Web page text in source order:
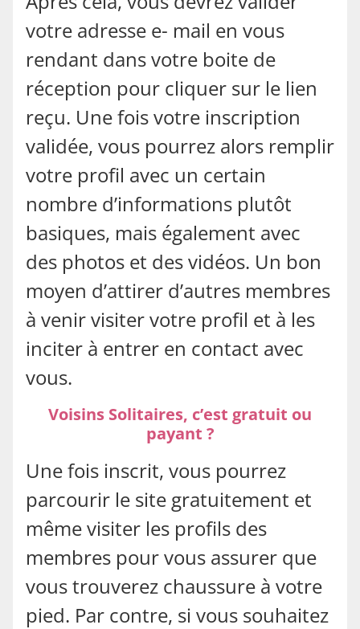
votre adresse e- mail en vous
rendant dans votre boite de
réception pour cliquer sur le lien
reçu. Une fois votre inscription
validée, vous pourrez alors remplir
votre profil avec un certain
nombre d’informations plutôt
basiques, mais également avec
des photos et des vidéos. Un bon
moyen d’attirer d’autres membres
à venir visiter votre profil et à les
inciter à entrer en contact avec
vous.
Voisins Solitaires, c’est gratuit ou
payant ?
Une fois inscrit, vous pourrez
parcourir le site gratuitement et
même visiter les profils des
membres pour vous assurer que
vous trouverez chaussure à votre
pied. Par contre, si vous souhaitez